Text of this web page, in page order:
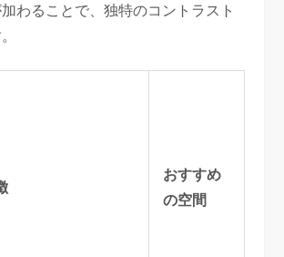
わることで、独特のコントラスト
おすすめ
の空間